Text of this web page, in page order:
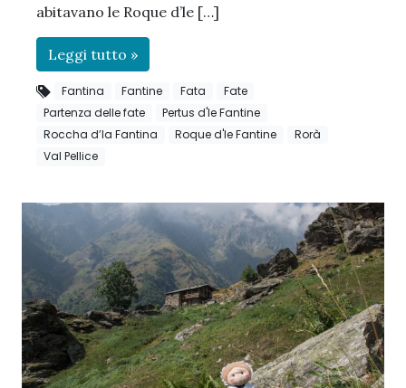
abitavano le Roque d’le […]
Leggi tutto »
Fantina Fantine Fata
Fate
Partenza delle fate
Pertus d'le Fantine
Roccha d’la Fantina
Roque d'le Fantine
Rorà
Val Pellice